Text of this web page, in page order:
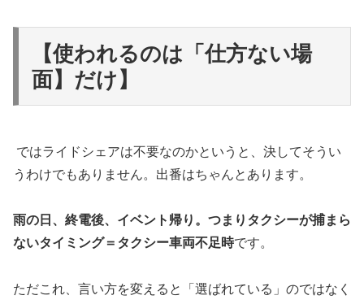
【使われるのは「仕方ない場
面】だけ】
ではライドシェアは不要なのかというと、決してそうい
うわけでもありません。出番はちゃんとあります。
雨の日、終電後、イベント帰り。つまりタクシーが捕まら
ないタイミング＝タクシー車両不足時です。
ただこれ、言い方を変えると「選ばれている」のではなく